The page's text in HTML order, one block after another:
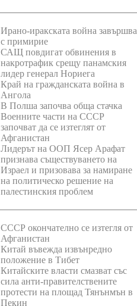
Ирано-иракската война завършва
с примирие
САЩ повдигат обвинения в
накротрафик срещу панамския
лидер генерал Нориега
Край на гражданската война в
Ангола
В Полша започва обща стачка
Военните части на СССР
започват да се изтеглят от
Афганистан
Лидерът на ООП Ясер Арафат
признава съществуването на
Израел и призовава за намиране
на политическо решение на
палестинския проблем
СССР окончателно се изтегля от
Афганистан
Китай въвежда извънредно
положение в Тибет
Китайските власти смазват със
сила анти-правителствените
протести на площад Тянънмън в
Пекин